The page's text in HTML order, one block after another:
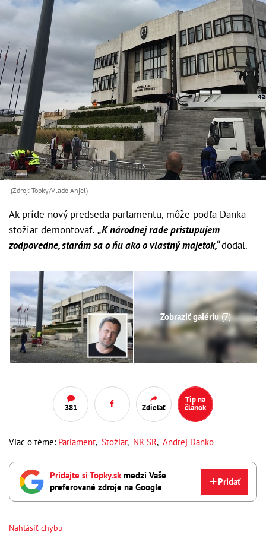
(Zdroj: Topky/Vlado Anjel)
Ak príde nový predseda parlamentu, môže podľa Danka
stožiar demontovať. „K národnej rade pristupujem
zodpovedne, starám sa o ňu ako o vlastný majetok,“dodal.
Zobraziť galériu(7)
381 Zdieľať
Tip na
článok
Viac o téme: Parlament, Stožiar, NR SR, Andrej Danko
Pridajte si Topky.skmedzi Vaše
preferované zdroje na Google
Pridať
Nahlásiť chybu